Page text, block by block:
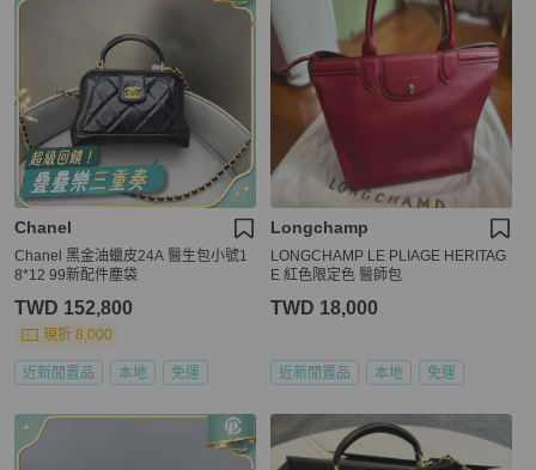
Chanel
Chanel 黑金油蠟皮24A 醫生包小號1
8*12 99新配件塵袋
TWD 152,800
現折 8,000
近新閒置品 本地 免運
Longchamp
LONGCHAMP LE PLIAGE HERITAG
E 紅色限定色 醫師包
TWD 18,000
近新閒置品 本地 免運